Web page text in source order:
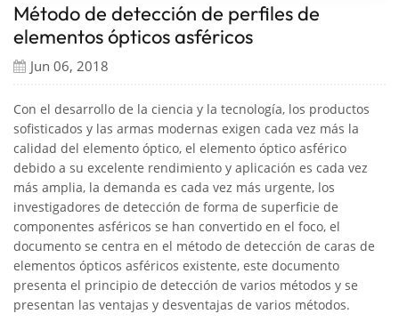
Método de detección de perfiles de
elementos ópticos asféricos
Jun 06, 2018
Con el desarrollo de la ciencia y la tecnología, los productos
sofisticados y las armas modernas exigen cada vez más la
calidad del elemento óptico, el elemento óptico asférico
debido a su excelente rendimiento y aplicación es cada vez
más amplia, la demanda es cada vez más urgente, los
investigadores de detección de forma de superficie de
componentes asféricos se han convertido en el foco, el
documento se centra en el método de detección de caras de
elementos ópticos asféricos existente, este documento
presenta el principio de detección de varios métodos y se
presentan las ventajas y desventajas de varios métodos.